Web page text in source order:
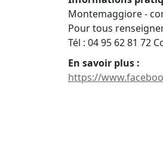
Montemaggiore -
Pour tous
Tél : 04 95 62 81 72
En savoir plus :
https://